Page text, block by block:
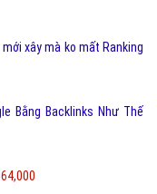
xây mà ko mất Ranking
Bằng Backlinks Như Thế